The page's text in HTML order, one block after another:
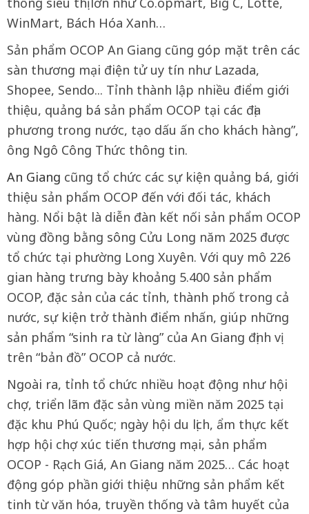
WinMart, Bách Hóa Xanh…
Sản phẩm OCOP An Giang cũng góp mặt trên các
sàn thương mại điện tử uy tín như Lazada,
Shopee, Sendo... Tỉnh thành lập nhiều điểm giới
thiệu, quảng bá sản phẩm OCOP tại các địa
phương trong nước, tạo dấu ấn cho khách hàng”,
ông Ngô Công Thức thông tin.
An Giang cũng tổ chức các sự kiện quảng bá, giới
thiệu sản phẩm OCOP đến với đối tác, khách
hàng. Nổi bật là diễn đàn kết nối sản phẩm OCOP
vùng đồng bằng sông Cửu Long năm 2025 được
tổ chức tại phường Long Xuyên. Với quy mô 226
gian hàng trưng bày khoảng 5.400 sản phẩm
OCOP, đặc sản của các tỉnh, thành phố trong cả
nước, sự kiện trở thành điểm nhấn, giúp những
sản phẩm “sinh ra từ làng” của An Giang định vị
trên “bản đồ” OCOP cả nước.
Ngoài ra, tỉnh tổ chức nhiều hoạt động như hội
chợ, triển lãm đặc sản vùng miền năm 2025 tại
đặc khu Phú Quốc; ngày hội du lịch, ẩm thực kết
hợp hội chợ xúc tiến thương mại, sản phẩm
OCOP - Rạch Giá, An Giang năm 2025… Các hoạt
động góp phần giới thiệu những sản phẩm kết
tinh từ văn hóa, truyền thống và tâm huyết của